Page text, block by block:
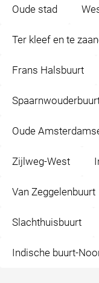
Oude stad
Ter kleef en te
Frans Halsbuurt
Oude
Zijlweg-West
Van Zeggelenbuurt
Slachthuisbuurt
Indische buurt-